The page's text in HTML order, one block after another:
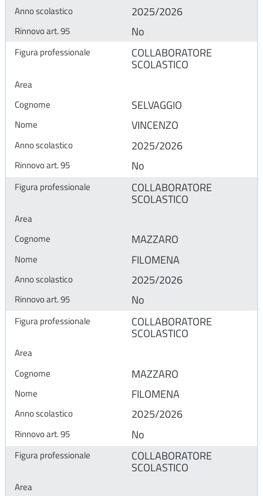
2025/2026
No
COLLABORATORE
SCOLASTICO
SELVAGGIO
VINCENZO
2025/2026
No
COLLABORATORE
SCOLASTICO
MAZZARO
FILOMENA
2025/2026
No
COLLABORATORE
SCOLASTICO
MAZZARO
FILOMENA
2025/2026
No
COLLABORATORE
SCOLASTICO